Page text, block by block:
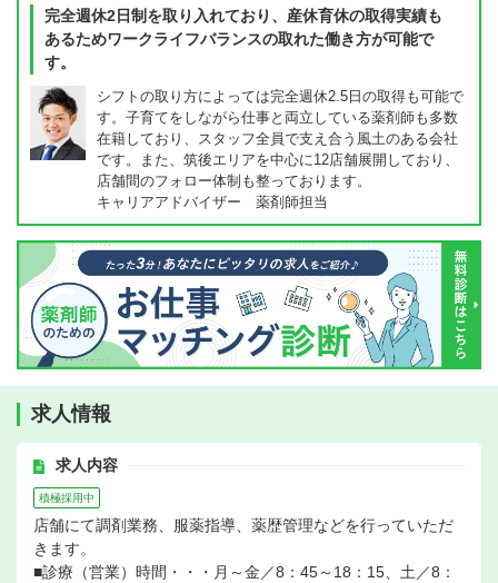
完全週休2日制を取り入れており、産休育休の取得実績も
あるためワークライフバランスの取れた働き方が可能で
す。
シフトの取り方によっては完全週休2.5日の取得も可能で
す。子育てをしながら仕事と両立している薬剤師も多数
在籍しており、スタッフ全員で支え合う風土のある会社
です。また、筑後エリアを中心に12店舗展開しており、
店舗間のフォロー体制も整っております。
キャリアアドバイザー 薬剤師担当
求人情報
求人内容
積極採用中
店舗にて調剤業務、服薬指導、薬歴管理などを行っていただ
きます。
■診療（営業）時間・・・月～金／8：45～18：15、土／8：